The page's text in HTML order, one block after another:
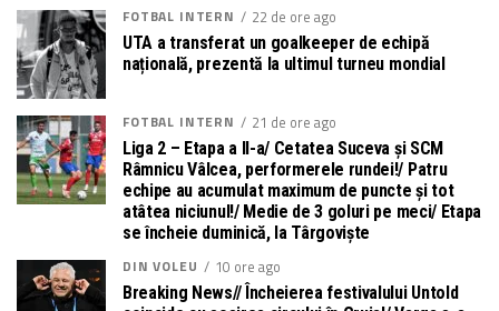
FOTBAL INTERN 22 de ore ago
UTA a transferat un goalkeeper de echipă
națională, prezentă la ultimul turneu mondial
FOTBAL INTERN 21 de ore ago
Liga 2 – Etapa a II-a/ Cetatea Suceva și SCM
Râmnicu Vâlcea, performerele rundei!/ Patru
echipe au acumulat maximum de puncte și tot
atâtea niciunul!/ Medie de 3 goluri pe meci/ Etapa
se încheie duminică, la Târgoviște
DIN VOLEU
10 ore ago
Breaking News// Încheierea festivalului Untold